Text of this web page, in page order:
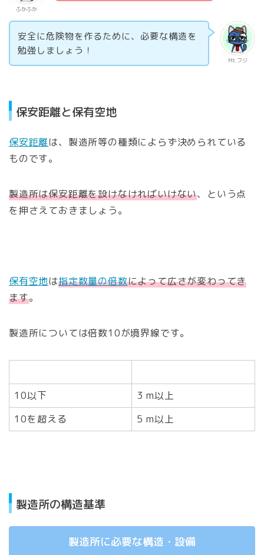
ふかふか
Mt.フジ
安全に危険物を作るために、必要な構造を
勉強しましょう！
保安距離と保有空地
保安距離は、製造所等の種類によらず決められている
ものです。
製造所は保安距離を設けなければいけない、という点
を押さえておきましょう。
保有空地は指定数量の倍数によって広さが変わってき
ます。
製造所については倍数10が境界線です。
10以下
3 m以上
10を超える
5 m以上
製造所の構造基準
製造所に必要な構造・設備